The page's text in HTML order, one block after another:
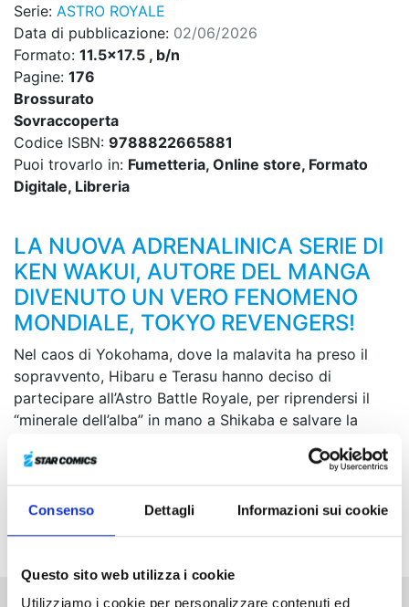
Consenso Dettagli Informazioni sui cookie
Questo sito web utilizza i cookie
Utilizziamo i cookie per personalizzare contenuti ed
Serie: ASTRO ROYALE
Data di pubblicazione: 02/06/2026
Formato: 11.5x17.5 , b/n
Pagine: 176
Brossurato
Sovraccoperta
Codice ISBN: 9788822665881
Puoi trovarlo in: Fumetteria, Online store, Formato
Digitale, Libreria
LA NUOVA ADRENALINICA SERIE DI
KEN WAKUI, AUTORE DEL MANGA
DIVENUTO UN VERO FENOMENO
MONDIALE, TOKYO REVENGERS!
Nel caos di Yokohama, dove la malavita ha preso il
sopravvento, Hibaru e Terasu hanno deciso di
partecipare all’Astro Battle Royale, per riprendersi il
“minerale dell’alba” in mano a Shikaba e salvare la
fortissimo guerriero di nome Hachiku, capace di
manipolare palle di fuoco. Come finirà questo scontro
che si rivela incandescente fin dalle sue prime